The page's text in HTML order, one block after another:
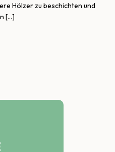
Hölzer zu beschichten und
[…]